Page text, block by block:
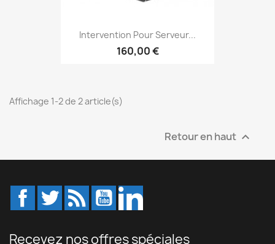
Intervention Pour Serveur...
160,00 €
Affichage 1-2 de 2 article(s)
Retour en haut 
Facebook
Twitter Rss YouTube
Recevez nos offres spéciales